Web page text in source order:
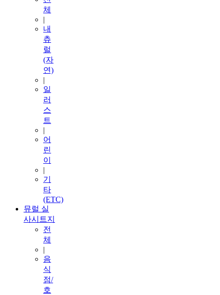
체
|
내
츄
럴
(자
연)
|
일
러
스
트
|
어
린
이
|
기
타
(ETC)
뮤럴 실
사시트지
전
체
|
음
식
점/
호